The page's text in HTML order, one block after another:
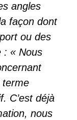
angles
façon dont
ou des
: « Nous
terme
C’est déjà
nous